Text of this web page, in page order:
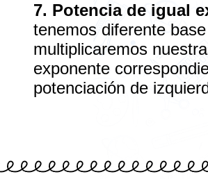
7. Potencia de igual
tenemos diferente
multiplicaremos
exponente
potenciación de